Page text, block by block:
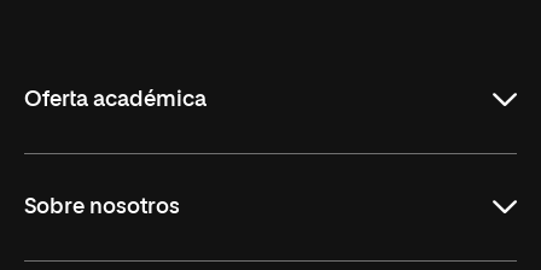
Oferta académica
Derecho
Sobre nosotros